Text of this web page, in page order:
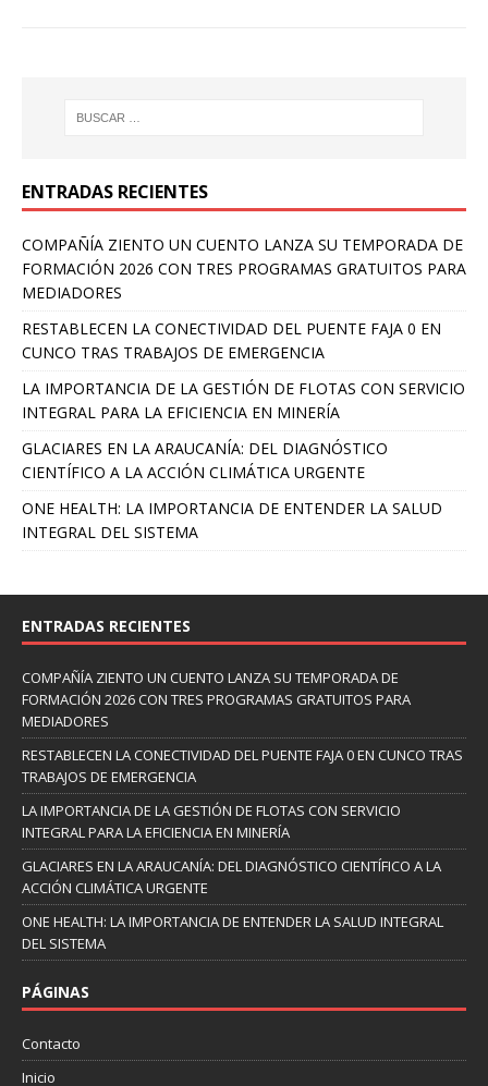
ENTRADAS RECIENTES
COMPAÑÍA ZIENTO UN CUENTO LANZA SU TEMPORADA DE
FORMACIÓN 2026 CON TRES PROGRAMAS GRATUITOS PARA
MEDIADORES
RESTABLECEN LA CONECTIVIDAD DEL PUENTE FAJA 0 EN
CUNCO TRAS TRABAJOS DE EMERGENCIA
LA IMPORTANCIA DE LA GESTIÓN DE FLOTAS CON SERVICIO
INTEGRAL PARA LA EFICIENCIA EN MINERÍA
GLACIARES EN LA ARAUCANÍA: DEL DIAGNÓSTICO
CIENTÍFICO A LA ACCIÓN CLIMÁTICA URGENTE
ONE HEALTH: LA IMPORTANCIA DE ENTENDER LA SALUD
INTEGRAL DEL SISTEMA
ENTRADAS RECIENTES
COMPAÑÍA ZIENTO UN CUENTO LANZA SU TEMPORADA DE
FORMACIÓN 2026 CON TRES PROGRAMAS GRATUITOS PARA
MEDIADORES
RESTABLECEN LA CONECTIVIDAD DEL PUENTE FAJA 0 EN CUNCO TRAS
TRABAJOS DE EMERGENCIA
LA IMPORTANCIA DE LA GESTIÓN DE FLOTAS CON SERVICIO
INTEGRAL PARA LA EFICIENCIA EN MINERÍA
GLACIARES EN LA ARAUCANÍA: DEL DIAGNÓSTICO CIENTÍFICO A LA
ACCIÓN CLIMÁTICA URGENTE
ONE HEALTH: LA IMPORTANCIA DE ENTENDER LA SALUD INTEGRAL
DEL SISTEMA
PÁGINAS
Contacto
Inicio